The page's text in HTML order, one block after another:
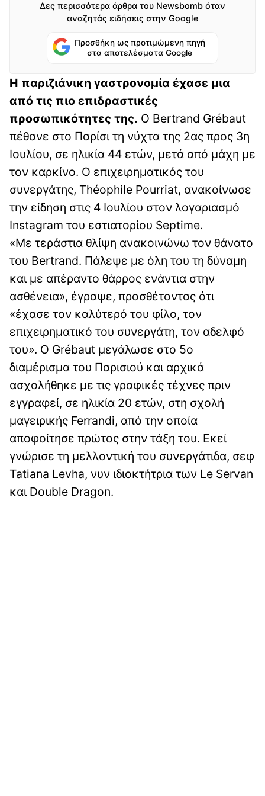
Δες περισσότερα άρθρα του Newsbomb όταν
αναζητάς ειδήσεις στην Google
Προσθήκη ως προτιμώμενη πηγή
στα αποτελέσματα Google
Η παριζιάνικη γαστρονομία έχασε μια
από τις πιο επιδραστικές
προσωπικότητες της. Ο Bertrand Grébaut
πέθανε στο Παρίσι τη νύχτα της 2ας προς 3η
Ιουλίου, σε ηλικία 44 ετών, μετά από μάχη με
τον καρκίνο. Ο επιχειρηματικός του
συνεργάτης, Théophile Pourriat, ανακοίνωσε
την είδηση ​​στις 4 Ιουλίου στον λογαριασμό
Instagram του εστιατορίου Septime.
«Με τεράστια θλίψη ανακοινώνω τον θάνατο
του Bertrand. Πάλεψε με όλη του τη δύναμη
και με απέραντο θάρρος ενάντια στην
ασθένεια», έγραψε, προσθέτοντας ότι
«έχασε τον καλύτερό του φίλο, τον
επιχειρηματικό του συνεργάτη, τον αδελφό
του». Ο Grébaut μεγάλωσε στο 5ο
διαμέρισμα του Παρισιού και αρχικά
ασχολήθηκε με τις γραφικές τέχνες πριν
εγγραφεί, σε ηλικία 20 ετών, στη σχολή
μαγειρικής Ferrandi, από την οποία
αποφοίτησε πρώτος στην τάξη του. Εκεί
γνώρισε τη μελλοντική του συνεργάτιδα, σεφ
Tatiana Levha, νυν ιδιοκτήτρια των Le Servan
και Double Dragon.